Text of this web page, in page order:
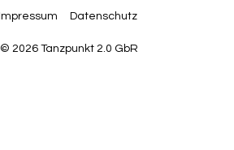
Impressum Datenschutz
© 2026 Tanzpunkt 2.0 GbR